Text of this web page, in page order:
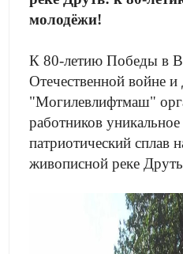
молодёжи!
К 80-летию Победы в
Отечественной войне
"Могилевлифтмаш"
работников
патриотический сплав
живописной реке